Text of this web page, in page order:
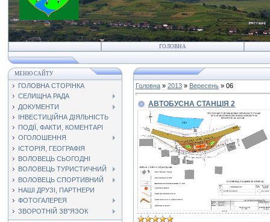
ГОЛОВНА
МЕНЮ САЙТУ
ГОЛОВНА СТОРІНКА
СЕЛИЩНА РАДА
ДОКУМЕНТИ
ІНВЕСТИЦІЙНА ДІЯЛЬНІСТЬ
ПОДІЇ, ФАКТИ, КОМЕНТАРІ
ОГОЛОШЕННЯ
ІСТОРІЯ, ГЕОГРАФІЯ
ВОЛОВЕЦЬ СЬОГОДНІ
ВОЛОВЕЦЬ ТУРИСТИЧНИЙ
ВОЛОВЕЦЬ СПОРТИВНИЙ
НАШІ ДРУЗІ, ПАРТНЕРИ
ФОТОГАЛЕРЕЯ
ЗВОРОТНІЙ ЗВ"ЯЗОК
Головна » 2013 » Вересень » 06
АВТОБУСНА СТАНЦІЯ 2